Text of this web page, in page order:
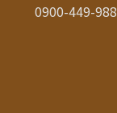
0900-449-988